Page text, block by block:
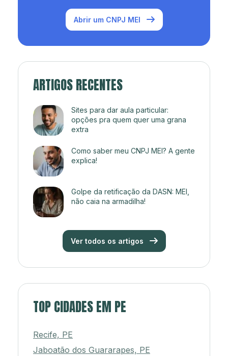
Abrir um CNPJ MEI
ARTIGOS RECENTES
Sites para dar aula particular:
opções pra quem quer uma grana
extra
Como saber meu CNPJ MEI? A gente
explica!
Golpe da retificação da DASN: MEI,
não caia na armadilha!
Ver todos os artigos
TOP CIDADES EM PE
Recife, PE
Jaboatão dos Guararapes, PE